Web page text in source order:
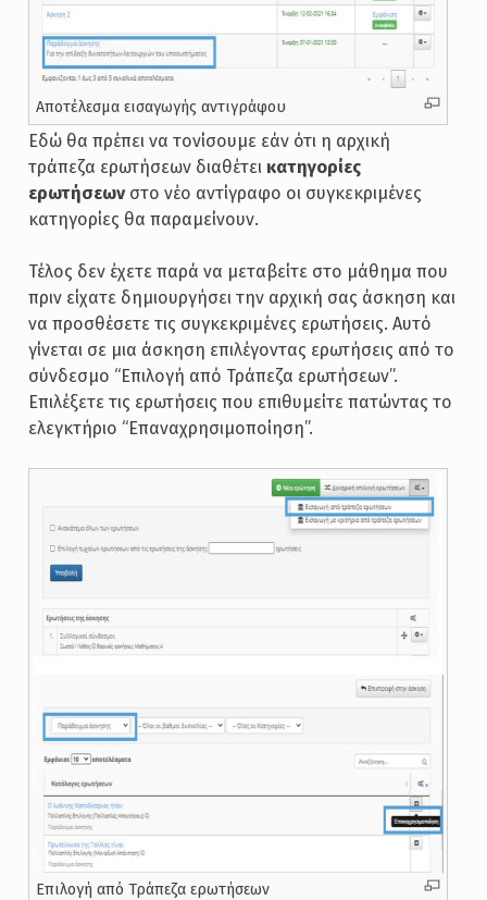
Αποτέλεσμα εισαγωγής αντιγράφου
Εδώ θα πρέπει να τονίσουμε εάν ότι η αρχική
τράπεζα ερωτήσεων διαθέτει κατηγορίες
ερωτήσεωνστο νέο αντίγραφο οι συγκεκριμένες
κατηγορίες θα παραμείνουν.
Τέλος δεν έχετε παρά να μεταβείτε στο μάθημα που
πριν είχατε δημιουργήσει την αρχική σας άσκηση και
να προσθέσετε τις συγκεκριμένες ερωτήσεις. Αυτό
γίνεται σε μια άσκηση επιλέγοντας ερωτήσεις από το
σύνδεσμο “Επιλογή από Τράπεζα ερωτήσεων”.
Επιλέξετε τις ερωτήσεις που επιθυμείτε πατώντας το
ελεγκτήριο “Επαναχρησιμοποίηση”.
Επιλογή από Τράπεζα ερωτήσεων